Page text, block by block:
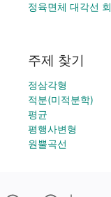
정육면체 대각선
주제 찾기
정삼각형
적분(미적분학)
평균
평행사변형
원뿔곡선